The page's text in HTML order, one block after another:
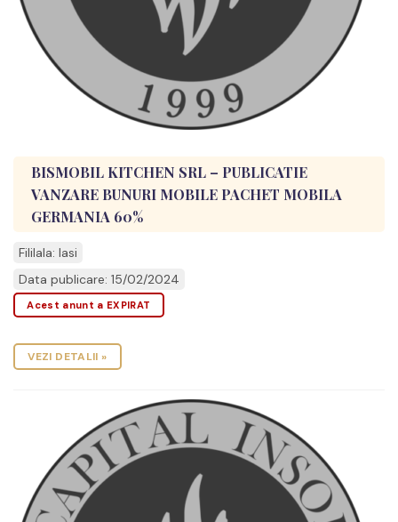
BISMOBIL KITCHEN SRL – PUBLICATIE
VANZARE BUNURI MOBILE PACHET MOBILA
GERMANIA 60%
Fililala: Iasi
Data publicare: 15/02/2024
Acest anunt a EXPIRAT
VEZI DETALII »